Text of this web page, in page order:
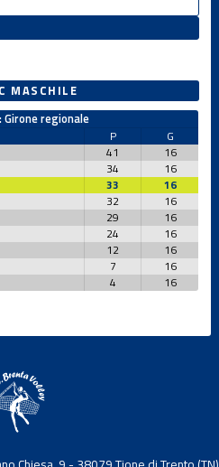
MASCHILE
Girone regionale
P
G
41
16
34
16
33
16
32
16
29
16
24
16
12
16
7
16
4 16